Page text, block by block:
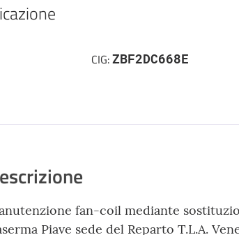
CIG:ZBF2DC668E
fan-coil mediante
Piave sede del Reparto T.L.A.